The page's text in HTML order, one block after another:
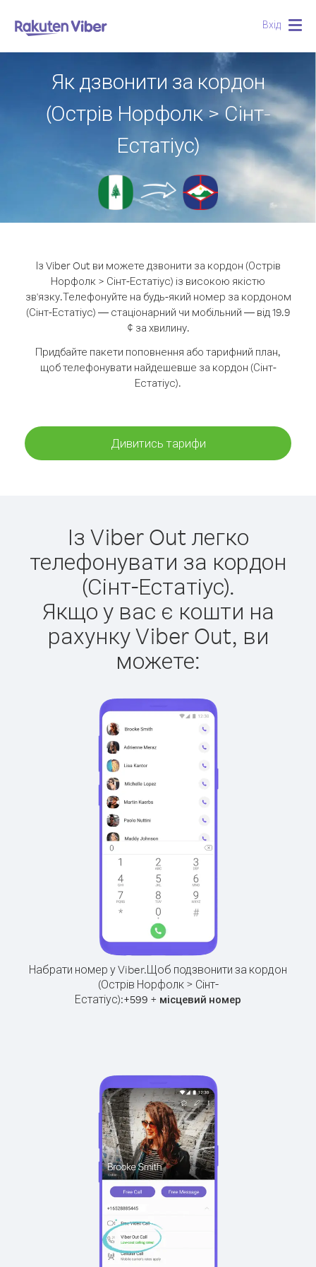
Вхід
Як дзвонити за кордон
(Острів Норфолк > Сінт-
Естатіус)
Із Viber Out ви можете дзвонити за кордон (Острів
Норфолк > Сінт-Естатіус) із високою якістю
зв'язку.Телефонуйте на будь-який номер за кордоном
(Сінт-Естатіус) — стаціонарний чи мобільний — від 19.9
¢ за хвилину.
Придбайте пакети поповнення або тарифний план,
щоб телефонувати найдешевше за кордон (Сінт-
Естатіус).
Дивитись тарифи
Із Viber Out легко
телефонувати за кордон
(Сінт-Естатіус).
Якщо у вас є кошти на
рахунку Viber Out, ви
можете:
Набрати номер у Viber.Щоб подзвонити за кордон
(Острів Норфолк > Сінт-
Естатіус):+599 + місцевий номер